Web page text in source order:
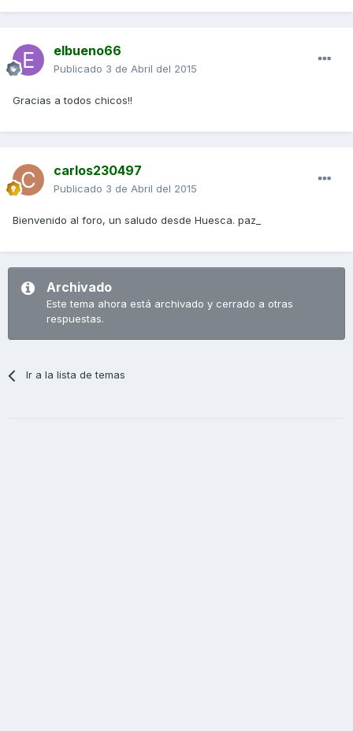
elbueno66
Publicado 3 de Abril del 2015
Gracias a todos chicos!!
carlos230497
Publicado 3 de Abril del 2015
Bienvenido al foro, un saludo desde Huesca. paz_
Archivado
Este tema ahora está archivado y cerrado a otras
respuestas.
Ir a la lista de temas